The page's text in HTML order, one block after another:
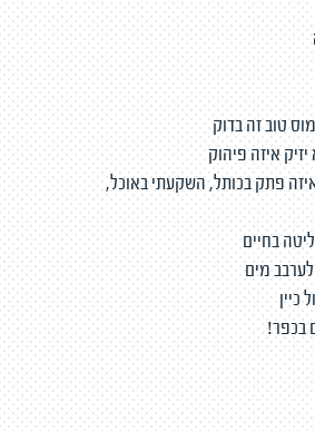
טוב זה בדוק
איזה פיהוק
פתק בכותל, השקעתי באוכל,
בחיים
מים
בכפר!